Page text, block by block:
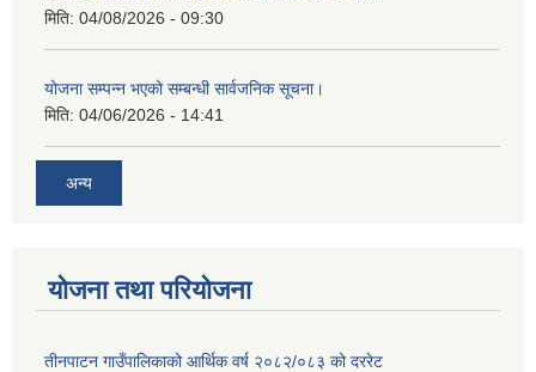
मिति: 04/08/2026 - 09:30
योजना सम्पन्न भएको सम्बन्धी सार्वजनिक सूचना।
मिति: 04/06/2026 - 14:41
अन्य
योजना तथा परियोजना
तीनपाटन गाउँपालिकाको आर्थिक वर्ष २०८२/०८३ को दररेट